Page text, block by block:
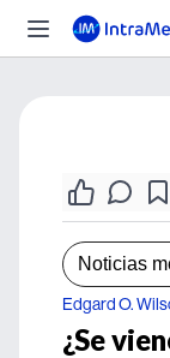
Noticias
Edgard O.
¿Se